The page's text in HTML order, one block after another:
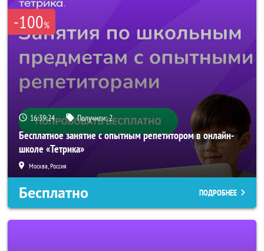
-100%
16:39:21 Получили:2
Бесплатное занятие с опытным репетитором в онлайн-
школе «Тетрика»
Москва, Россия
Бесплатно ПОДРОБНЕЕ